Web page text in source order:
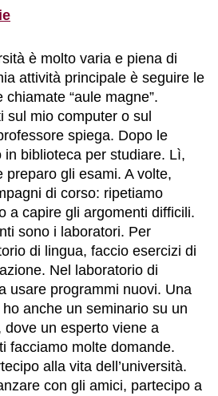
è molto varia e piena di
attività principale è seguire le
“aule magne”.
sul mio computer o sul
spiega. Dopo le
in biblioteca per studiare. Lì,
preparo gli esami. A volte,
di corso: ripetiamo
a capire gli argomenti difficili.
sono i laboratori. Per
di lingua, faccio esercizi di
Nel laboratorio di
usare programmi nuovi. Una
anche un seminario su un
un esperto viene a
facciamo molte domande.
alla vita dell’università.
con gli amici, partecipo a